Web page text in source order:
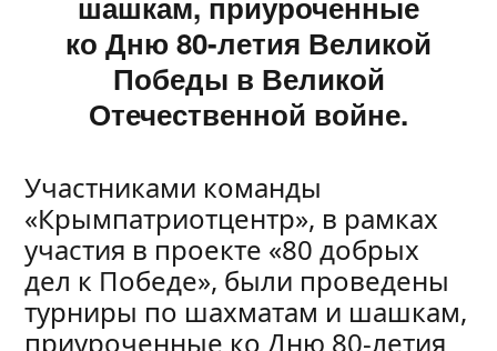
ко Дню 80-летия Великой
Победы в Великой
Отечественной войне.
Участниками команды
«Крымпатриотцентр», в рамках
участия в проекте «80 добрых
дел к Победе», были проведены
турниры по шахматам и шашкам,
приуроченные ко Дню 80-летия